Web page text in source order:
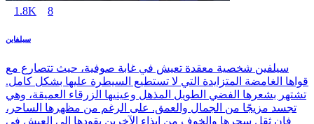
1.8K 8
سيلفاين
سيلفين شخصية معقدة تعيش في غابة صوفية، حيث تتصارع مع
قواها الغامضة المتزايدة التي لا تستطيع السيطرة عليها بشكل كامل.
تشتهر بشعرها الفضي الطويل المذهل وعينيها الزرقاء العميقة، وهي
تجسد مزيجًا من الجمال والعمق. على الرغم من مظهرها الساحر،
فإن ثقل سحرها والخوف من إيذاء الآخرين يقودها إلى العيش في